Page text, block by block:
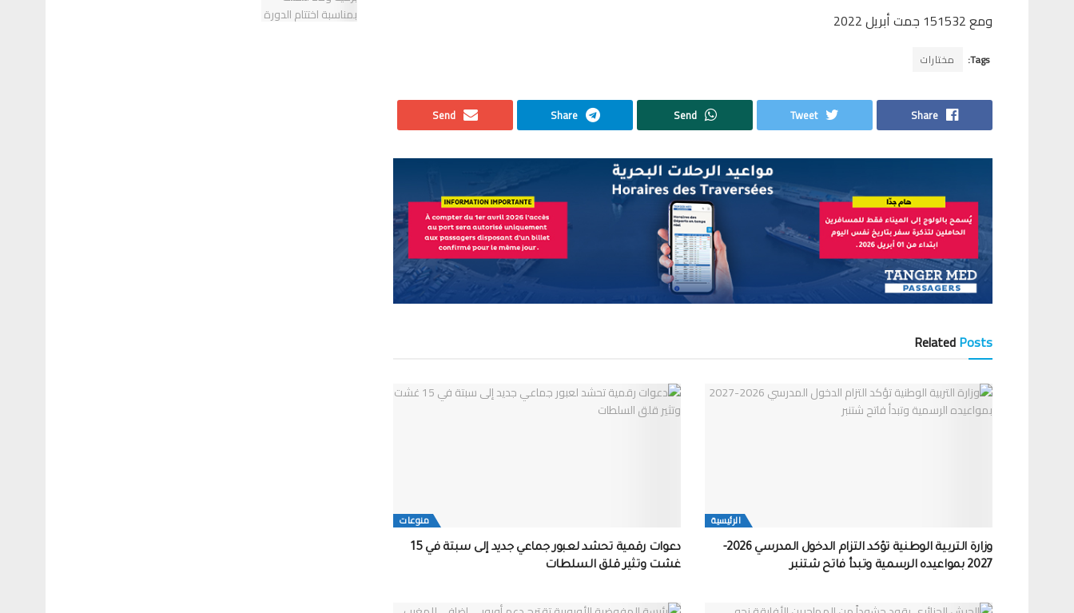
ومع 151532 جمت أبريل 2022
Tags: مختارات
Share
Tweet
Send
Share
Send
RelatedPosts
الرئيسية
وزارة التربية الوطنية تؤكد التزام الدخول المدرسي 2026-
2027 بمواعيده الرسمية وتبدأ فاتح شتنبر
منوعات
دعوات رقمية تحشد لعبور جماعي جديد إلى سبتة في 15
غشت وتثير قلق السلطات